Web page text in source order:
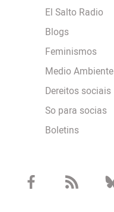
El Salto Radio
Blogs
Feminismos
Medio Ambiente
Dereitos sociais
So para socias
Boletins